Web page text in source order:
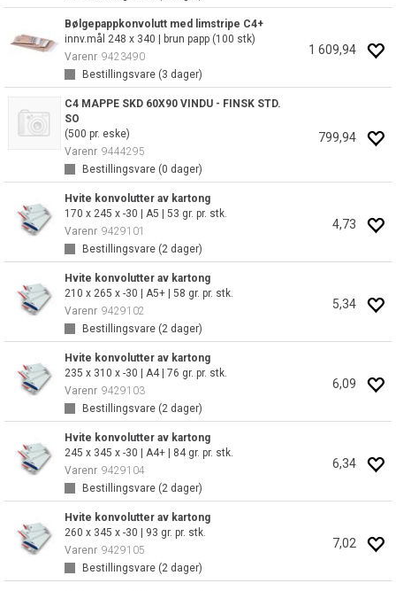
Bølgepappkonvolutt med limstripe C4+
innv.mål 248 x 340 | brun papp (100 stk)
Varenr 9423490
Bestillingsvare (3 dager)
1 609,94
C4 MAPPE SKD 60X90 VINDU - FINSK STD.
SO
(500 pr. eske)
Varenr 9444295
Bestillingsvare (0 dager)
799,94
Hvite konvolutter av kartong
170 x 245 x -30 | A5 | 53 gr. pr. stk.
Varenr 9429101
Bestillingsvare (2 dager)
4,73
Hvite konvolutter av kartong
210 x 265 x -30 | A5+ | 58 gr. pr. stk.
Varenr 9429102
Bestillingsvare (2 dager)
5,34
Hvite konvolutter av kartong
235 x 310 x -30 | A4 | 76 gr. pr. stk.
Varenr 9429103
Bestillingsvare (2 dager)
6,09
Hvite konvolutter av kartong
245 x 345 x -30 | A4+ | 84 gr. pr. stk.
Varenr 9429104
Bestillingsvare (2 dager)
6,34
Hvite konvolutter av kartong
260 x 345 x -30 | 93 gr. pr. stk.
Varenr 9429105
Bestillingsvare (2 dager)
7,02